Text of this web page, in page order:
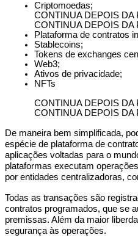
Criptomoedas;
CONTINUA DEPOIS DA
CONTINUA DEPOIS DA
Plataforma de contratos
Stablecoins;
Tokens de exchanges
Web3;
Ativos de privacidade;
NFTs
CONTINUA DEPOIS DA
CONTINUA DEPOIS DA
De maneira bem simplificada,
espécie de plataforma de
aplicações voltadas para o
plataformas executam
por entidades centralizadoras,
Todas as transações são
contratos programados, que se
premissas. Além da maior
segurança às operações.